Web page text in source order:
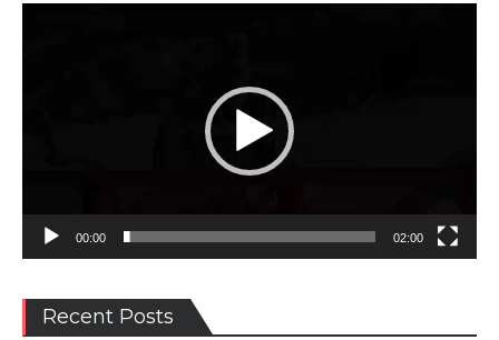
00:00 02:00
Recent Posts